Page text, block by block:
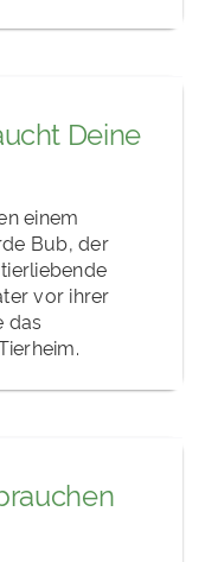
Deine
einem
Bub, der
vor ihrer
das